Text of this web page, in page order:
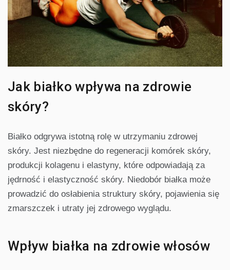
Jak białko wpływa na zdrowie
skóry?
Białko odgrywa istotną rolę w utrzymaniu zdrowej
skóry. Jest niezbędne do regeneracji komórek skóry,
produkcji kolagenu i elastyny, które odpowiadają za
jędrność i elastyczność skóry. Niedobór białka może
prowadzić do osłabienia struktury skóry, pojawienia się
zmarszczek i utraty jej zdrowego wyglądu.
Wpływ białka na zdrowie włosów